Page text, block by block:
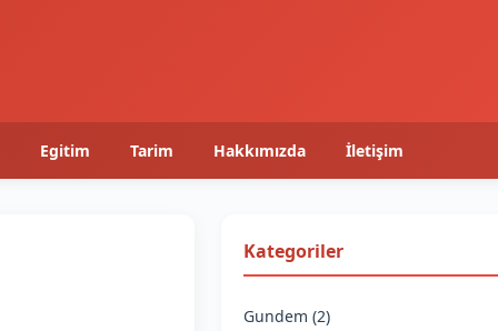
Egitim Tarim Hakkımızda İletişim
Kategoriler
Gundem (2)